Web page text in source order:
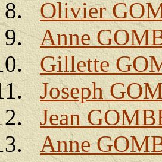
Olivier
Anne
Gillette
Joseph
Jean
Anne